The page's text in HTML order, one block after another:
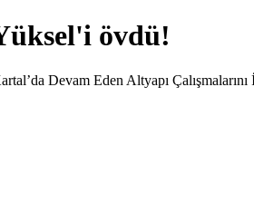
övdü!
Devam Eden Altyapı Çalışmalarını